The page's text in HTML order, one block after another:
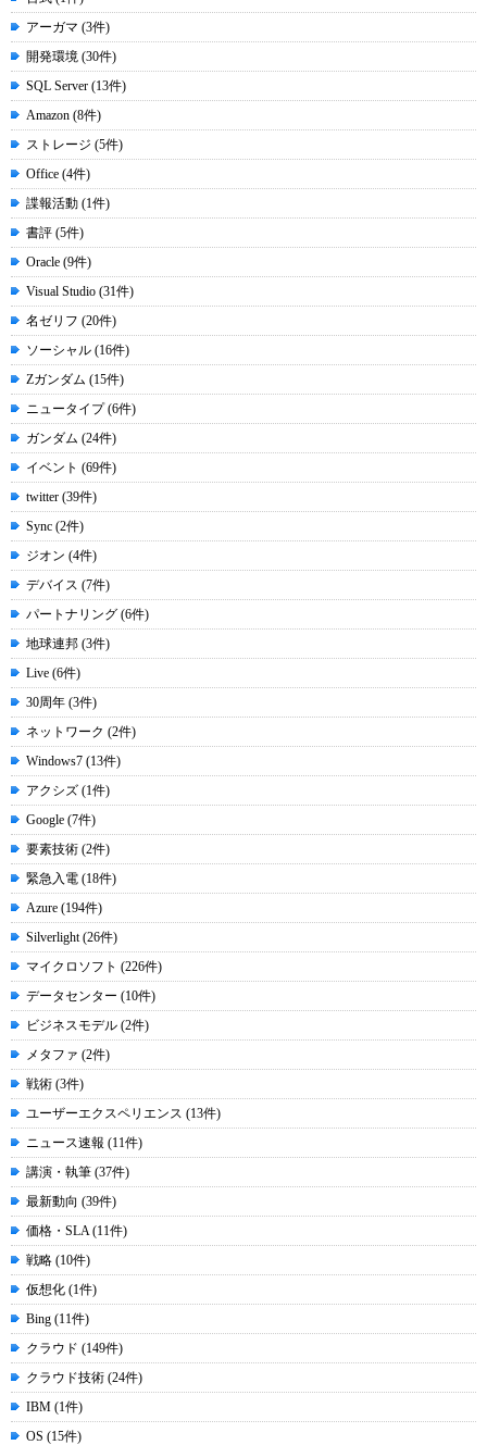
アーガマ (3件)
開発環境 (30件)
SQL Server (13件)
Amazon (8件)
ストレージ (5件)
Office (4件)
諜報活動 (1件)
書評 (5件)
Oracle (9件)
Visual Studio (31件)
名ゼリフ (20件)
ソーシャル (16件)
Zガンダム (15件)
ニュータイプ (6件)
ガンダム (24件)
イベント (69件)
twitter (39件)
Sync (2件)
ジオン (4件)
デバイス (7件)
パートナリング (6件)
地球連邦 (3件)
Live (6件)
30周年 (3件)
ネットワーク (2件)
Windows7 (13件)
アクシズ (1件)
Google (7件)
要素技術 (2件)
緊急入電 (18件)
Azure (194件)
Silverlight (26件)
マイクロソフト (226件)
データセンター (10件)
ビジネスモデル (2件)
メタファ (2件)
戦術 (3件)
ユーザーエクスペリエンス (13件)
ニュース速報 (11件)
講演・執筆 (37件)
最新動向 (39件)
価格・SLA (11件)
戦略 (10件)
仮想化 (1件)
Bing (11件)
クラウド (149件)
クラウド技術 (24件)
IBM (1件)
OS (15件)